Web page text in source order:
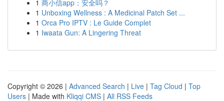
1 商小信app：安全吗？
1 Unboxing Wellness : A Medicinal Patch Set ...
1 Orca Pro IPTV : Le Guide Complet
1 Iwaata Gun: A Lingering Threat
Copyright © 2026 | Advanced Search | Live | Tag Cloud | Top
Users | Made with Kliqqi CMS | All RSS Feeds